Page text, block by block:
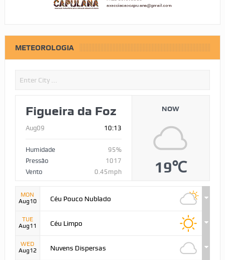
METEOROLOGIA
Figueira da Foz
Aug09 10:13
Humidade
95%
Pressão
1017
Vento
0.45mph
NOW
19℃
MON
Aug10
Céu Pouco Nublado
TUE
Aug11
Céu Limpo
WED
Aug12
Nuvens Dispersas